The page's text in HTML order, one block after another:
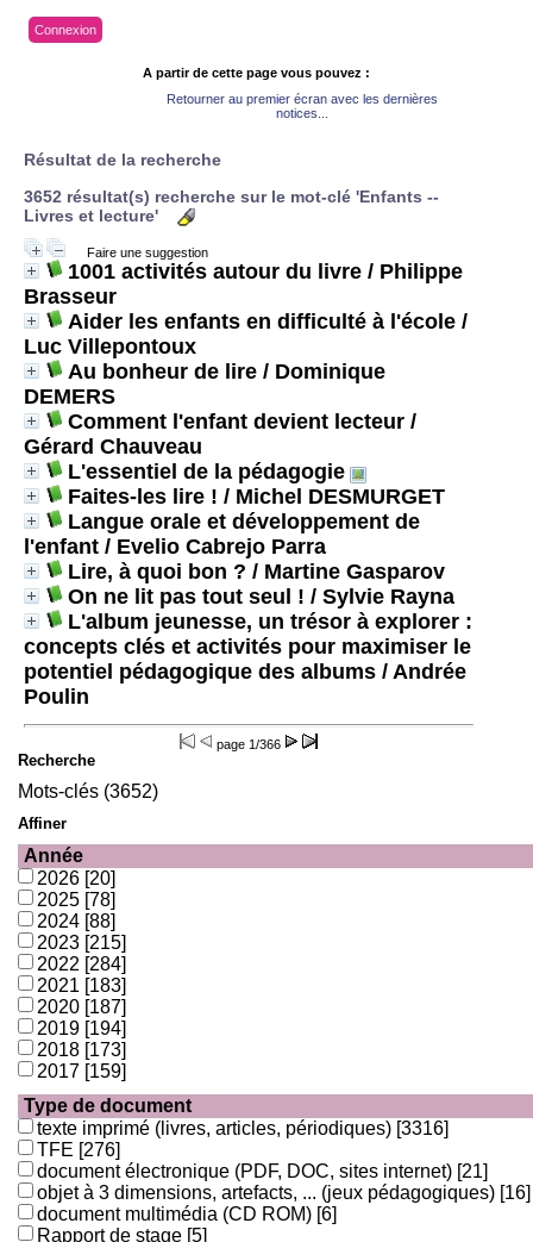
Connexion
A partir de cette page vous pouvez :
Retourner au premier écran avec les dernières
notices...
Résultat de la recherche
3652 résultat(s) recherche sur le mot-clé 'Enfants --
Livres et lecture'
Faire une suggestion
1001 activités autour du livre / Philippe
Brasseur
Aider les enfants en difficulté à l'école /
Luc Villepontoux
Au bonheur de lire / Dominique
DEMERS
Comment l'enfant devient lecteur /
Gérard Chauveau
L'essentiel de la pédagogie
Faites-les lire ! / Michel DESMURGET
Langue orale et développement de
l'enfant / Evelio Cabrejo Parra
Lire, à quoi bon ? / Martine Gasparov
On ne lit pas tout seul ! / Sylvie Rayna
L'album jeunesse, un trésor à explorer :
concepts clés et activités pour maximiser le
potentiel pédagogique des albums / Andrée
Poulin
page 1/366
Recherche
Mots-clés (3652)
Affiner
Année
2026 [20]
2025 [78]
2024 [88]
2023 [215]
2022 [284]
2021 [183]
2020 [187]
2019 [194]
2018 [173]
2017 [159]
Type de document
texte imprimé (livres, articles, périodiques) [3316]
TFE [276]
document électronique (PDF, DOC, sites internet) [21]
objet à 3 dimensions, artefacts, ... (jeux pédagogiques) [16]
document multimédia (CD ROM) [6]
Rapport de stage [5]